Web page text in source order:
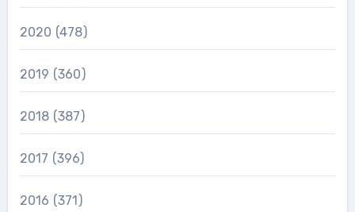
2020 (478)
2019 (360)
2018 (387)
2017 (396)
2016 (371)